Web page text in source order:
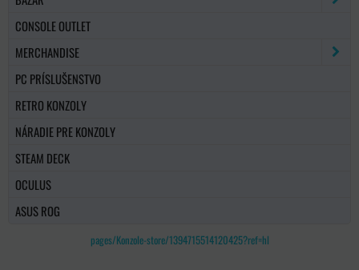
CONSOLE OUTLET
MERCHANDISE
PC PRÍSLUŠENSTVO
RETRO KONZOLY
NÁRADIE PRE KONZOLY
STEAM DECK
OCULUS
ASUS ROG
pages/Konzole-store/1394715514120425?ref=hl